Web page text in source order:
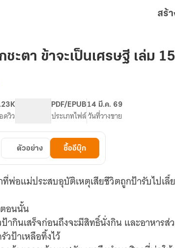
สร้
ะตา ข้าจะเป็นเศรษฐี เล่ม 15
ดวิว
PDF/EPUB
ประเภทไฟล์
14 มี.ค. 69
วันที่วางขาย
ตัวอย่าง ซื้ออีบุ๊ก
ที่พ่อแม่ประสบอุบัติเหตุเสียชีวิตถูกป้ารับไปเลี้
อนนั้น
ากินเสร็จก่อนถึงจะมีสิทธิ์นั่งกิน และอาหาร
วป้าเหลือทิ้งไว้